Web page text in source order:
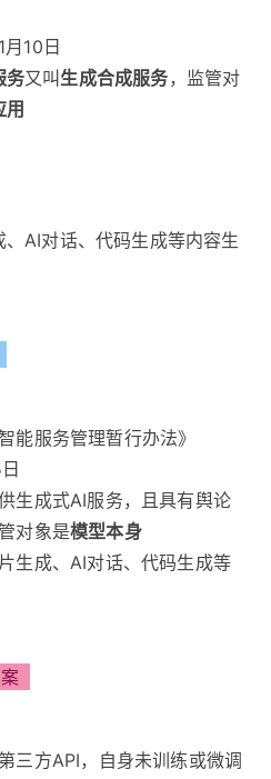
10日
务又叫 生成合成服务，监管对
用
AI对话、代码生成等内容生
能服务管理暂行办法》
生成式AI服务，且具有舆论
对象是模型本身
生成、AI对话、代码生成等
三方API，自身未训练或微调